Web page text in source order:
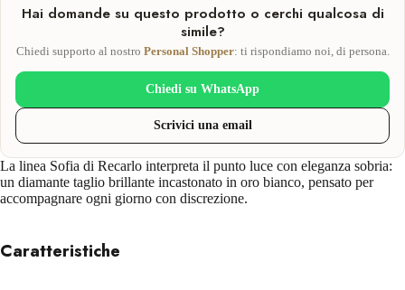
Hai domande su questo prodotto o cerchi qualcosa di
simile?
Chiedi supporto al nostro Personal Shopper: ti rispondiamo noi, di persona.
Chiedi su WhatsApp
Scrivici una email
La linea Sofia di Recarlo interpreta il punto luce con eleganza sobria:
un diamante taglio brillante incastonato in oro bianco, pensato per
accompagnare ogni giorno con discrezione.
Caratteristiche